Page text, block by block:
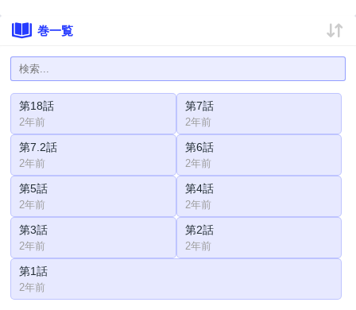
巻一覧
第18話
2年前
第7話
2年前
第7.2話
2年前
第6話
2年前
第5話
2年前
第4話
2年前
第3話
2年前
第2話
2年前
第1話
2年前